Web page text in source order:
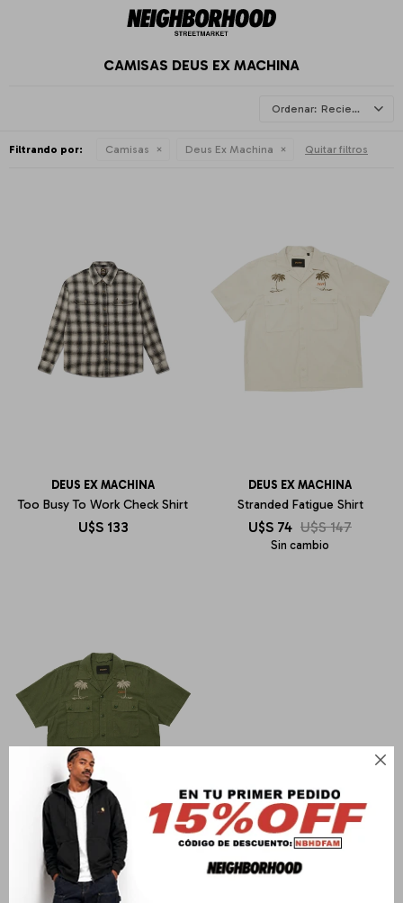

CAMISAS DEUS EX MACHINA
Recientes
Filtrando por: Camisas Deus Ex Machina Quitar filtros
DEUS EX MACHINA
Too Busy To Work Check Shirt
U$S 133
DEUS EX MACHINA
Stranded Fatigue Shirt
U$S 74 U$S 147
Sin cambio
DEUS EX MACHINA